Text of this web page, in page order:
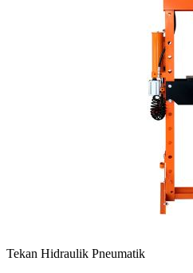
Tekan Hidraulik Pneumatik